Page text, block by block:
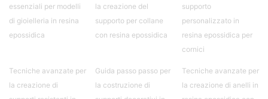
essenziali per modelli
di gioielleria in resina
epossidica
la creazione del
supporto per collane
con resina epossidica
supporto
personalizzato in
resina epossidica per
cornici
Tecniche avanzate per
la creazione di
Guida passo passo per
la costruzione di
Tecniche avanzate per
la creazione di anelli in